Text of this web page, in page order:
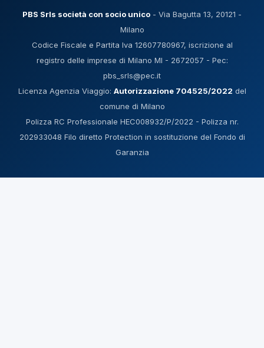
PBS Srls società con socio unico - Via Bagutta 13, 20121 -
Milano
Codice Fiscale e Partita Iva 12607780967, iscrizione al
registro delle imprese di Milano MI - 2672057 - Pec:
pbs_srls@pec.it
Licenza Agenzia Viaggio: Autorizzazione 704525/2022 del
comune di Milano
Polizza RC Professionale HEC008932/P/2022 - Polizza nr.
202933048 Filo diretto Protection in sostituzione del Fondo di
Garanzia